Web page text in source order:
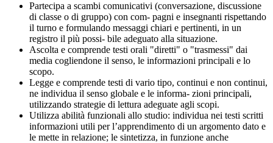
Partecipa a scambi comunicativi (conversazione, discussione
di classe o di gruppo) con com- pagni e insegnanti rispettando
il turno e formulando messaggi chiari e pertinenti, in un
registro il più possi- bile adeguato alla situazione.
Ascolta e comprende testi orali "diretti" o "trasmessi" dai
media cogliendone il senso, le informazioni principali e lo
scopo.
Legge e comprende testi di vario tipo, continui e non continui,
ne individua il senso globale e le informa- zioni principali,
utilizzando strategie di lettura adeguate agli scopi.
Utilizza abilità funzionali allo studio: individua nei testi scritti
informazioni utili per l’apprendimento di un argomento dato e
le mette in relazione; le sintetizza, in funzione anche